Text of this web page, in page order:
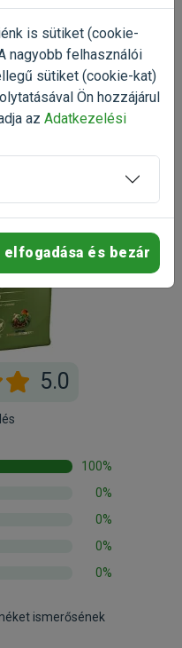
olajokból 1b306(i)
nyersrost 3,0%,
1,05%, nátrium 0,35%,
6 zsírsavak 3,5%,
16 763,78 Ft
Nem
Nem
a többi gazdival!
írása
5.0
100%
0%
0%
0%
0%
ismerősének
is sütiket (cookie-
nagyobb felhasználói
sütiket (cookie-kat)
Ön hozzájárul
az Adatkezelési
elfogadása és bezár